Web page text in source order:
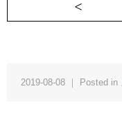
2019-08-08 ｜ Posted in